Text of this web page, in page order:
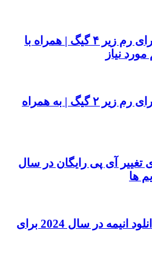
۱۰ بازی پیشنهادی برای رم زیر ۴ گیگ | همراه با
نیاز
۱۰ بازی پیشنهادی برای رم زیر ۲ گیگ | به همراه
تغییر آی پی رایگان در سال
بهترین برنامه های دانلود انیمه در سال 2024 برای